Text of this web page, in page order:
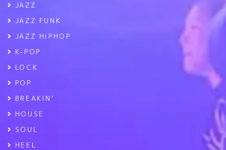
JAZZ
JAZZ FUNK
JAZZ HIPHOP
K-POP
LOCK
POP
BREAKIN’
HOUSE
SOUL
HEEL